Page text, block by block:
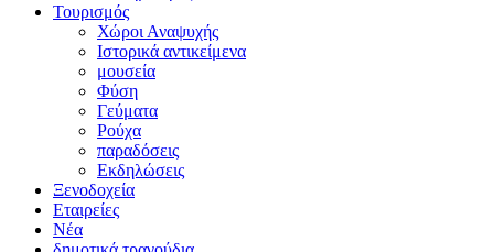
Τουρισμός
Χώροι Αναψυχής
Ιστορικά αντικείμενα
μουσεία
Φύση
Γεύματα
Ρούχα
παραδόσεις
Εκδηλώσεις
Ξενοδοχεία
Εταιρείες
Νέα